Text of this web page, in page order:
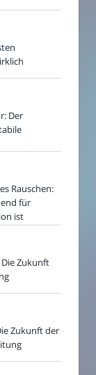
Der
Rauschen:
für
ist
Zukunft
Zukunft der